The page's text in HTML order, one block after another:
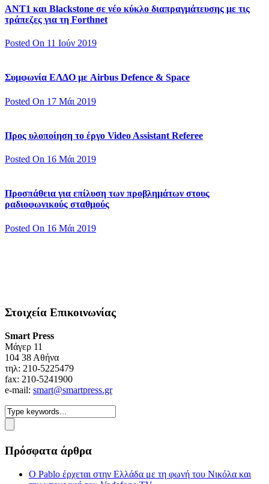
ΑΝΤ1 και Blackstone σε νέο κύκλο διαπραγμάτευσης με τις
τράπεζες για τη Forthnet
Posted On 11 Ιούν 2019
Συμφωνία ΕΛΔΟ με Airbus Defence & Space
Posted On 17 Μάι 2019
Προς υλοποίηση το έργο Video Assistant Referee
Posted On 16 Μάι 2019
Προσπάθεια για επίλυση των προβλημάτων στους
ραδιοφωνικούς σταθμούς
Posted On 16 Μάι 2019
Στοιχεία Επικοινωνίας
Smart Press
Mάγερ 11
104 38 Αθήνα
τηλ: 210-5225479
fax: 210-5241900
e-mail: smart@smartpress.gr
Πρόσφατα άρθρα
Ο Pablo έρχεται στην Ελλάδα με τη φωνή του Νικόλα και